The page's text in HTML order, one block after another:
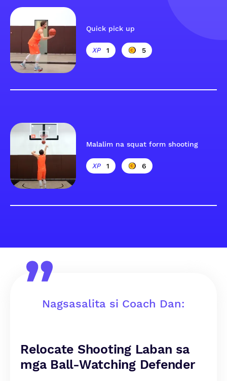
Quick pick up
1 5
Malalim na squat form shooting
1 6
Nagsasalita si Coach Dan:
Relocate Shooting Laban sa
mga Ball-Watching Defender